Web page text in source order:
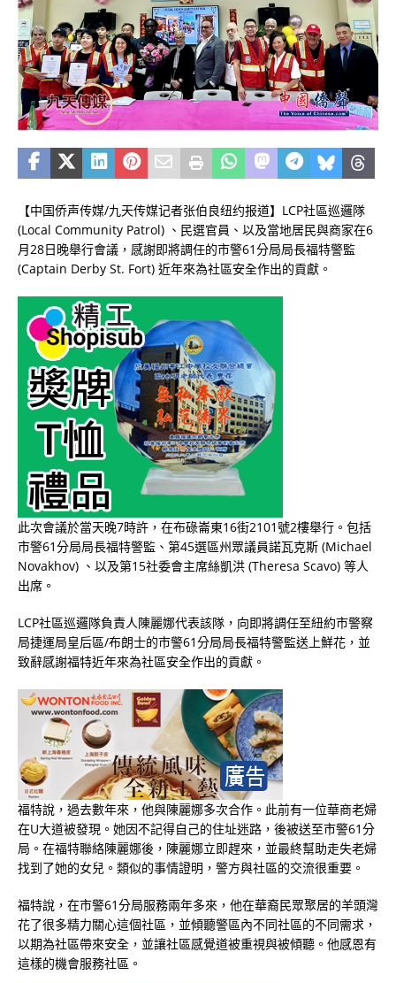
【中国侨声传媒/九天传媒记者张伯良纽约报道】LCP社區巡邏隊
(Local Community Patrol) 、民選官員、以及當地居民與商家在6
月28日晚舉行會議，感謝即將調任的市警61分局局長福特警監
(Captain Derby St. Fort) 近年來為社區安全作出的貢獻。
此次會議於當天晚7時許，在布碌崙東16街2101號2樓舉行。包括
市警61分局局長福特警監、第45選區州眾議員諾瓦克斯 (Michael
Novakhov) 、以及第15社委會主席絲凱洪 (Theresa Scavo) 等人
出席。
LCP社區巡邏隊負責人陳麗娜代表該隊，向即將調任至紐約市警察
局捷運局皇后區/布朗士的市警61分局局長福特警監送上鮮花，並
致辭感謝福特近年來為社區安全作出的貢獻。
福特說，過去數年來，他與陳麗娜多次合作。此前有一位華商老婦
在U大道被發現。她因不記得自己的住址迷路，後被送至市警61分
局。在福特聯絡陳麗娜後，陳麗娜立即趕來，並最終幫助走失老婦
找到了她的女兒。類似的事情證明，警方與社區的交流很重要。
福特說，在市警61分局服務兩年多來，他在華裔民眾聚居的羊頭灣
花了很多精力關心這個社區，並傾聽警區內不同社區的不同需求，
以期為社區帶來安全，並讓社區感覺道被重視與被傾聽。他感恩有
這樣的機會服務社區。